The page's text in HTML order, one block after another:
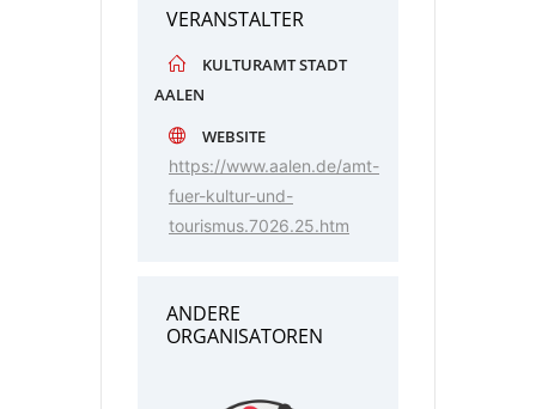
VERANSTALTER
KULTURAMT STADT
AALEN
WEBSITE
https://www.aalen.de/amt-
fuer-kultur-und-
tourismus.7026.25.htm
ANDERE
ORGANISATOREN